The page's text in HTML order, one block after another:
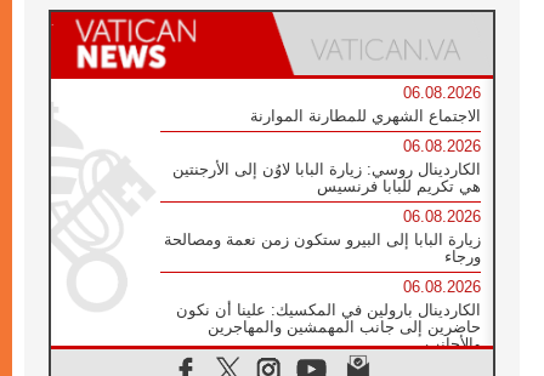
06.08.2026
الاجتماع الشهري للمطارنة الموارنة
06.08.2026
الكاردينال روسي: زيارة البابا لاوُن إلى الأرجنتين
هي تكريم للبابا فرنسيس
06.08.2026
زيارة البابا إلى البيرو ستكون زمن نعمة ومصالحة
ورجاء
06.08.2026
الكاردينال بارولين في المكسيك: علينا أن نكون
حاضرين إلى جانب المهمشين والمهاجرين
والأجانب